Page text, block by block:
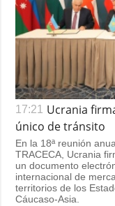
17:21
Ucrania
único de tránsito
En la 18ª reunión
TRACECA, Ucrania
un documento
internacional de
territorios de los
Cáucaso-Asia.